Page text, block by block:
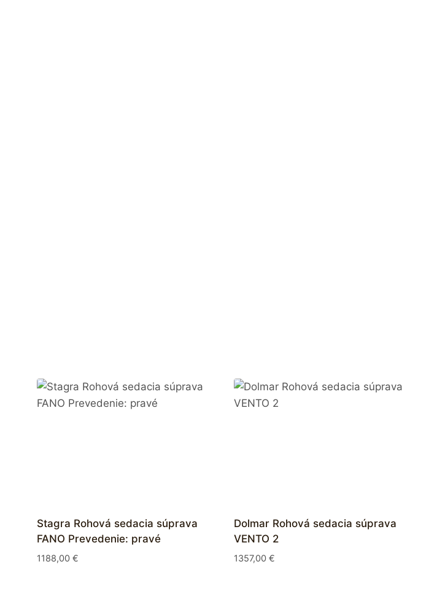
Stagra Rohová sedacia súprava
FANO Prevedenie: pravé
1188,00 €
Dolmar Rohová sedacia súprava
VENTO 2
1357,00 €